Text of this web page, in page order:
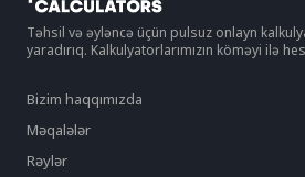
Təhsil və əyləncə üçün pulsuz onlayn
yaradırıq. Kalkulyatorlarımızın köməyi ilə
Bizim haqqımızda
Məqalələr
Rəylər